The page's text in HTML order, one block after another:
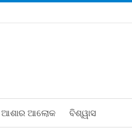
ଆଶାର ଆଲୋକ ବିଶ୍ୱାସ